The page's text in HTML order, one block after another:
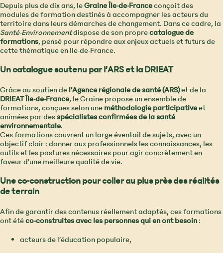
Depuis plus de dix ans, leGraine Île-de-Franceconçoit des
modules de formation destinés à accompagner les acteurs du
territoire dans leurs démarches de changement. Dans ce cadre, la
Santé-Environnementdispose de son proprecatalogue de
formations, pensé pour répondre aux enjeux actuels et futurs de
cette thématique en Ile-de-France.
Un catalogue soutenu par l’ARS et la DRIEAT
Grâce au soutien del’Agence régionale de santé (ARS)et de la
DRIEAT Île-de-France, le Graine propose un ensemble de
formations, conçues selon uneméthodologie participativeet
animées par desspécialistes confirmées de la santé
environnementale.
Ces formations couvrent un large éventail de sujets, avec un
objectif clair : donner aux professionnels les connaissances, les
outils et les postures nécessaires pour agir concrètement en
faveur d’une meilleure qualité de vie.
Une co-construction pour coller au plus près des réalités
de terrain
Afin de garantir des contenus réellement adaptés, ces formations
ont étéco-construites avec les personnes qui en ont besoin:
acteurs de l’éducation populaire,